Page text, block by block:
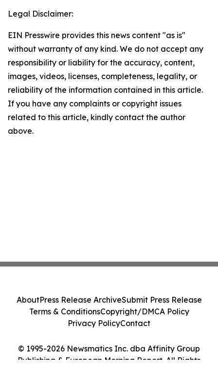
Legal Disclaimer:
EIN Presswire provides this news content "as is"
without warranty of any kind. We do not accept any
responsibility or liability for the accuracy, content,
images, videos, licenses, completeness, legality, or
reliability of the information contained in this article.
If you have any complaints or copyright issues
related to this article, kindly contact the author
above.
© 1995-2026 Newsmatics Inc. dba Affinity Group
Publishing & European Morning Report. All Rights
AboutPress Release ArchiveSubmit Press Release
Terms & ConditionsCopyright/DMCA Policy
Privacy PolicyContact